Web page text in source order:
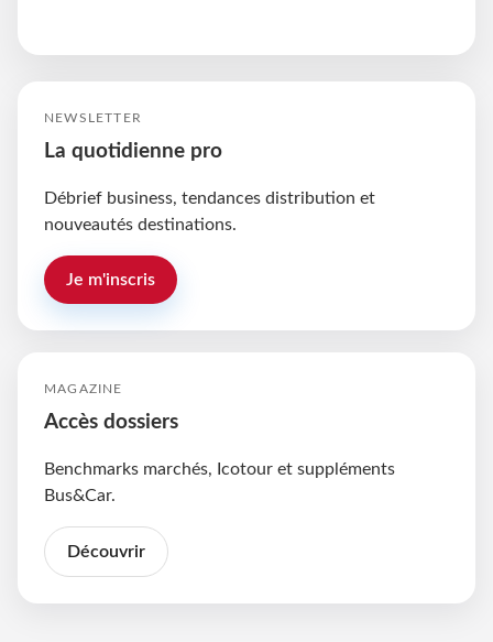
NEWSLETTER
La quotidienne pro
Débrief business, tendances distribution et
nouveautés destinations.
Je m'inscris
MAGAZINE
Accès dossiers
Benchmarks marchés, Icotour et suppléments
Bus&Car.
Découvrir